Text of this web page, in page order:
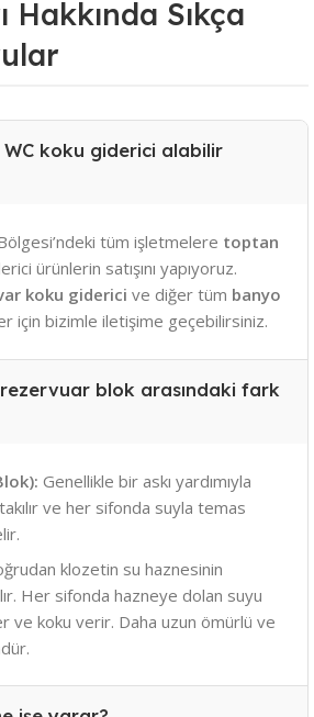
Hakkında Sıkça
koku giderici alabilir
tüm işletmelere toptan
ürünlerin satışını yapıyoruz.
koku giderici ve diğer tüm banyo
için bizimle iletişime geçebilirsiniz.
blok arasındaki fark
Genellikle bir askı yardımıyla
ve her sifonda suyla temas
klozetin su haznesinin
Her sifonda hazneye dolan suyu
ve koku verir. Daha uzun ömürlü ve